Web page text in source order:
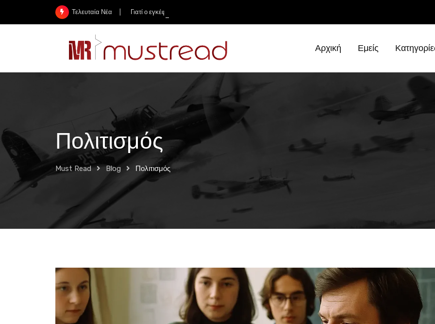
Τελευταία Νέα Γιατί ο εγκέφαλος του Αϊνστάιν κατέληξε κομμένος σε εκατοντάδες κομμάτια
Αρχική Εμείς
Πολιτισμός
Must Read Blog Πολιτισμός